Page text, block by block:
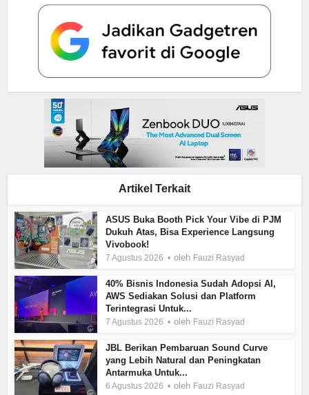
Artikel Terkait
ASUS Buka Booth Pick Your Vibe di PJM
Dukuh Atas, Bisa Experience Langsung
Vivobook!
7 Agustus 2026 oleh Fauzi Rasyad
40% Bisnis Indonesia Sudah Adopsi AI,
AWS Sediakan Solusi dan Platform
Terintegrasi Untuk...
7 Agustus 2026 oleh Fauzi Rasyad
JBL Berikan Pembaruan Sound Curve
yang Lebih Natural dan Peningkatan
Antarmuka Untuk...
6 Agustus 2026 oleh Fauzi Rasyad